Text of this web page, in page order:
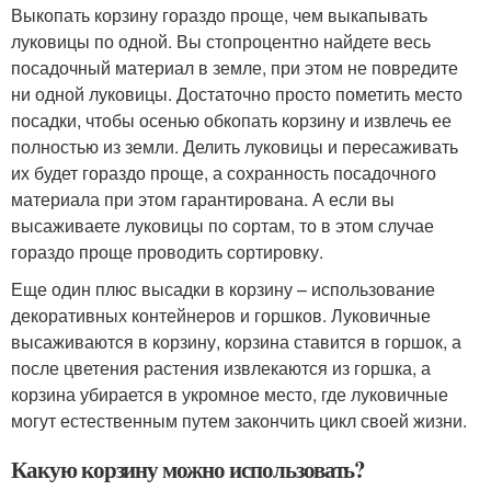
Выкопать корзину гораздо проще, чем выкапывать
луковицы по одной. Вы стопроцентно найдете весь
посадочный материал в земле, при этом не повредите
ни одной луковицы. Достаточно просто пометить место
посадки, чтобы осенью обкопать корзину и извлечь ее
полностью из земли. Делить луковицы и пересаживать
их будет гораздо проще, а сохранность посадочного
материала при этом гарантирована. А если вы
высаживаете луковицы по сортам, то в этом случае
гораздо проще проводить сортировку.
Еще один плюс высадки в корзину – использование
декоративных контейнеров и горшков. Луковичные
высаживаются в корзину, корзина ставится в горшок, а
после цветения растения извлекаются из горшка, а
корзина убирается в укромное место, где луковичные
могут естественным путем закончить цикл своей жизни.
Какую корзину можно использовать?